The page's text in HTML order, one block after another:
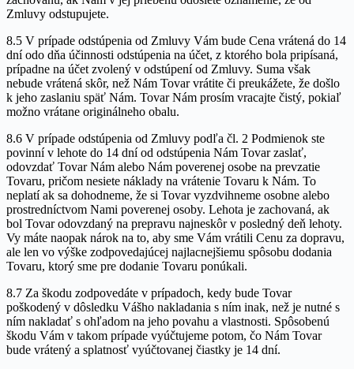
Zmluvy odstupujete.
8.5 V prípade odstúpenia od Zmluvy Vám bude Cena vrátená do 14
dní odo dňa účinnosti odstúpenia na účet, z ktorého bola pripísaná,
prípadne na účet zvolený v odstúpení od Zmluvy. Suma však
nebude vrátená skôr, než Nám Tovar vrátite či preukážete, že došlo
k jeho zaslaniu späť Nám. Tovar Nám prosím vracajte čistý, pokiaľ
možno vrátane originálneho obalu.
8.6 V prípade odstúpenia od Zmluvy podľa čl. 2 Podmienok ste
povinní v lehote do 14 dní od odstúpenia Nám Tovar zaslať,
odovzdať Tovar Nám alebo Nám poverenej osobe na prevzatie
Tovaru, pričom nesiete náklady na vrátenie Tovaru k Nám. To
neplatí ak sa dohodneme, že si Tovar vyzdvihneme osobne alebo
prostredníctvom Nami poverenej osoby. Lehota je zachovaná, ak
bol Tovar odovzdaný na prepravu najneskôr v posledný deň lehoty.
Vy máte naopak nárok na to, aby sme Vám vrátili Cenu za dopravu,
ale len vo výške zodpovedajúcej najlacnejšiemu spôsobu dodania
Tovaru, ktorý sme pre dodanie Tovaru ponúkali.
8.7 Za škodu zodpovedáte v prípadoch, kedy bude Tovar
poškodený v dôsledku Vášho nakladania s ním inak, než je nutné s
ním nakladať s ohľadom na jeho povahu a vlastnosti. Spôsobenú
škodu Vám v takom prípade vyúčtujeme potom, čo Nám Tovar
bude vrátený a splatnosť vyúčtovanej čiastky je 14 dní.